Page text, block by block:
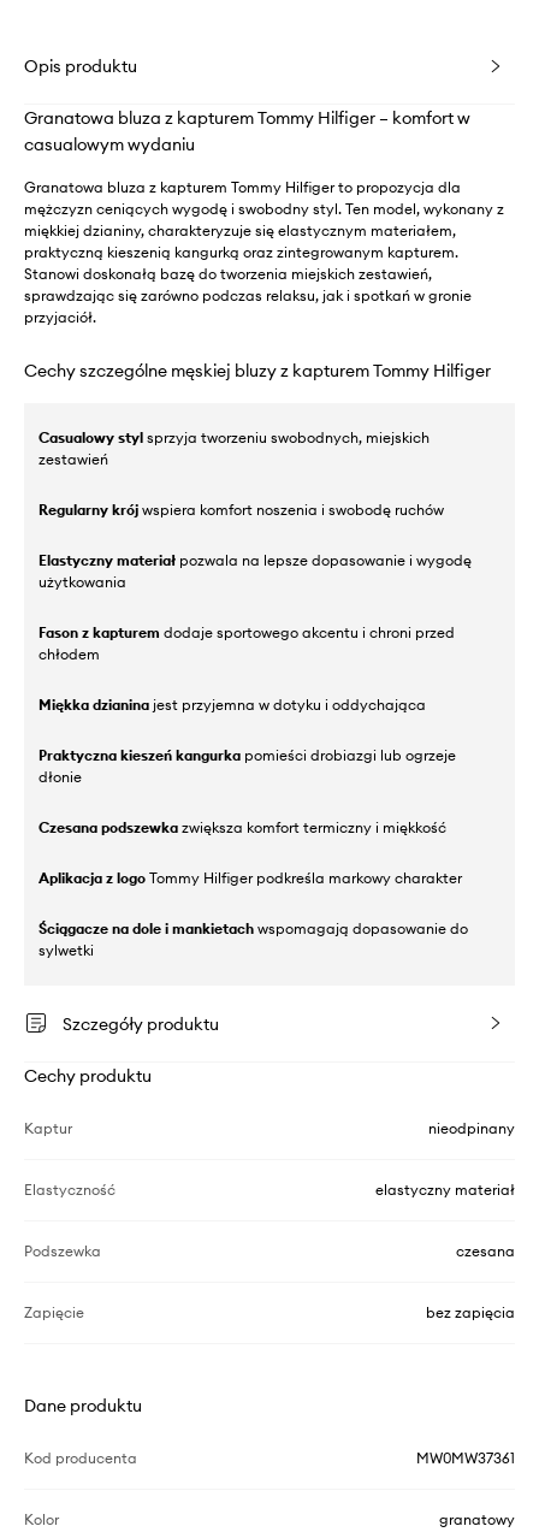
Opis produktu
Granatowa bluza z kapturem Tommy Hilfiger – komfort w
casualowym wydaniu
Granatowa bluza z kapturem Tommy Hilfiger to propozycja dla
mężczyzn ceniących wygodę i swobodny styl. Ten model, wykonany z
miękkiej dzianiny, charakteryzuje się elastycznym materiałem,
praktyczną kieszenią kangurką oraz zintegrowanym kapturem.
Stanowi doskonałą bazę do tworzenia miejskich zestawień,
sprawdzając się zarówno podczas relaksu, jak i spotkań w gronie
przyjaciół.
Cechy szczególne męskiej bluzy z kapturem Tommy Hilfiger
Casualowy styl sprzyja tworzeniu swobodnych, miejskich
zestawień
Regularny krój wspiera komfort noszenia i swobodę ruchów
Elastyczny materiał pozwala na lepsze dopasowanie i wygodę
użytkowania
Fason z kapturem dodaje sportowego akcentu i chroni przed
chłodem
Miękka dzianina jest przyjemna w dotyku i oddychająca
Praktyczna kieszeń kangurka pomieści drobiazgi lub ogrzeje
dłonie
Czesana podszewka zwiększa komfort termiczny i miękkość
Aplikacja z logo Tommy Hilfiger podkreśla markowy charakter
Ściągacze na dole i mankietach wspomagają dopasowanie do
sylwetki
Szczegóły produktu
Cechy produktu
Kaptur nieodpinany
Elastyczność elastyczny materiał
Podszewka czesana
Zapięcie bez zapięcia
Dane produktu
Kod producenta MW0MW37361
Kolor granatowy